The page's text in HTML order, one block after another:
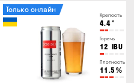
Крепость
4.4°
Горечь
12 IBU
Плотность
11.5 %
Только онлайн